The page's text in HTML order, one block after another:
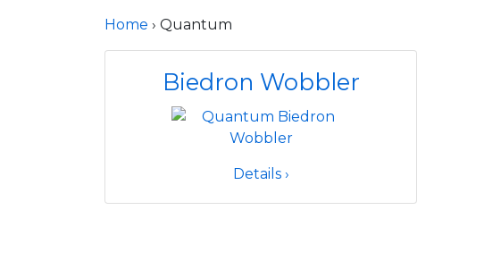
Home › Quantum
Biedron Wobbler
Details ›